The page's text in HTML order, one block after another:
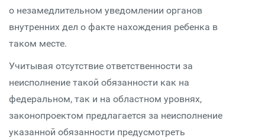
о незамедлительном уведомлении органов
внутренних дел о факте нахождения ребенка в
таком месте.
Учитывая отсутствие ответственности за
неисполнение такой обязанности как на
федеральном, так и на областном уровнях,
законопроектом предлагается за неисполнение
указанной обязанности предусмотреть